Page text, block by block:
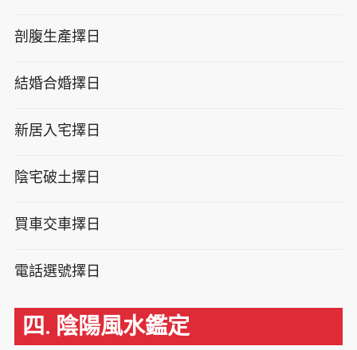
剖腹生產擇日
結婚合婚擇日
新居入宅擇日
陰宅破土擇日
買車交車擇日
電話選號擇日
四. 陰陽風水鑑定